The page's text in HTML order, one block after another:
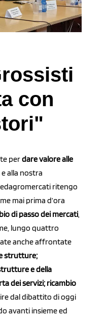
con
perdare valore alle
e alla nostra
ritengo
mai prima d’ora
di passo dei mercati,
lungo quattro
anche affrontate
strutture;
e della
dei servizi; ricambio
dal dibattito di oggi
avanti insieme ed